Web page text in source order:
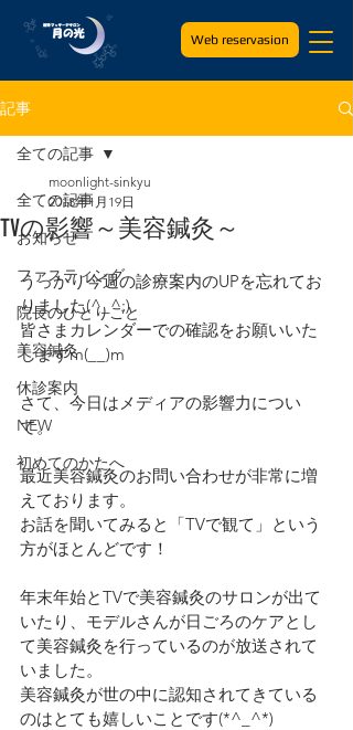
Web reservasion
記事
全ての記事
お知らせ
ファスティング
院長のひとりごと
美容鍼灸
休診案内
NEW
初めてのかたへ
全ての記事
TVの影響～美容鍼灸～
moonlight-sinkyu
2018年1月19日
うっかり今週の診療案内のUPを忘れてお
りました(^_^;)
皆さまカレンダーでの確認をお願いいた
しますm(__)m
さて、今日はメディアの影響力につい
て。
最近美容鍼灸のお問い合わせが非常に増
えております。
お話を聞いてみると「TVで観て」という
方がほとんどです！
年末年始とTVで美容鍼灸のサロンが出て
いたり、モデルさんが日ごろのケアとし
て美容鍼灸を行っているのが放送されて
いました。
美容鍼灸が世の中に認知されてきている
のはとても嬉しいことです(*^_^*)